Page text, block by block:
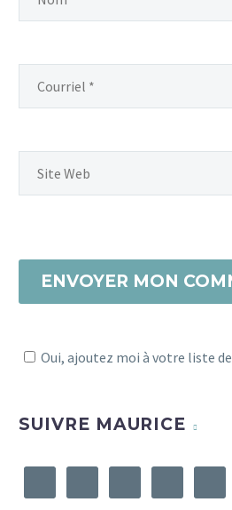
ENVOYER MON
Oui, ajoutez moi à votre liste
SUIVRE MAURICE